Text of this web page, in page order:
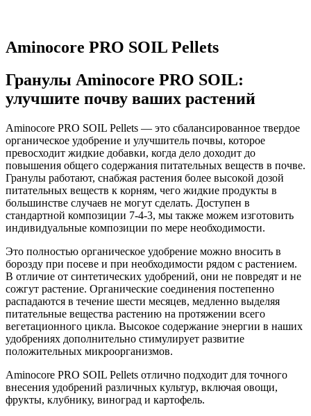
Aminocore PRO SOIL Pellets
Гранулы Aminocore PRO SOIL:
улучшите почву ваших растений
Aminocore PRO SOIL Pellets — это сбалансированное твердое
органическое удобрение и улучшитель почвы, которое
превосходит жидкие добавки, когда дело доходит до
повышения общего содержания питательных веществ в почве.
Гранулы работают, снабжая растения более высокой дозой
питательных веществ к корням, чего жидкие продукты в
большинстве случаев не могут сделать. Доступен в
стандартной композиции 7-4-3, мы также можем изготовить
индивидуальные композиции по мере необходимости.
Это полностью органическое удобрение можно вносить в
борозду при посеве и при необходимости рядом с растением.
В отличие от синтетических удобрений, они не повредят и не
сожгут растение. Органические соединения постепенно
распадаются в течение шести месяцев, медленно выделяя
питательные вещества растению на протяжении всего
вегетационного цикла. Высокое содержание энергии в наших
удобрениях дополнительно стимулирует развитие
положительных микроорганизмов.
Aminocore PRO SOIL Pellets отлично подходит для точного
внесения удобрений различных культур, включая овощи,
фрукты, клубнику, виноград и картофель.